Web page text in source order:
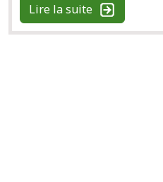
Lire la suite